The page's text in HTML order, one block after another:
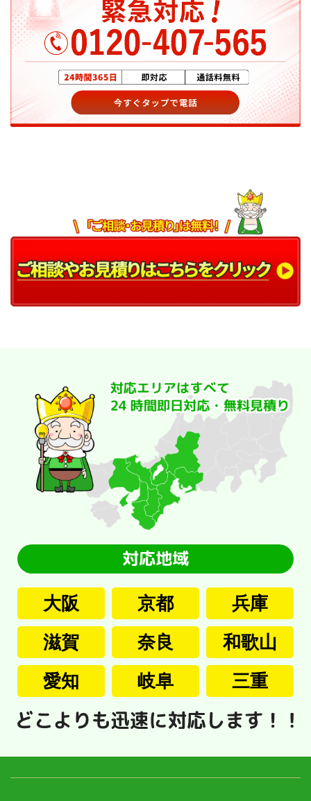
大阪 京都
兵庫
滋賀
奈良
和歌山
愛知
岐阜 三重